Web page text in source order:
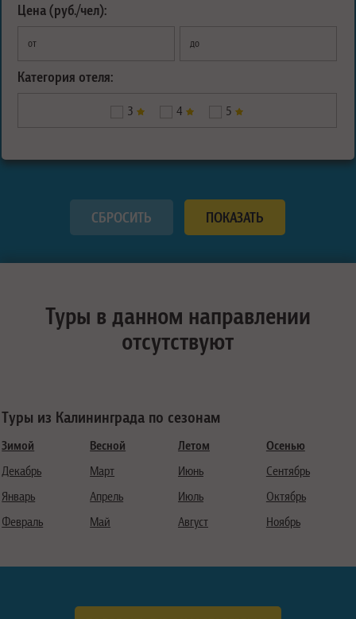
Цена (руб./чел):
от до
Категория отеля:
3 4 5
Туры в данном направлении
отсутствуют
Туры из Калининграда по сезонам
Зимой
Декабрь
Январь
Февраль
Весной
Март
Апрель
Май
Летом
Июнь
Июль
Август
Осенью
Сентябрь
Октябрь
Ноябрь